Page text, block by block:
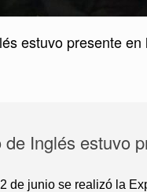
estuvo presente en
Inglés estuvo
de junio se realizó la